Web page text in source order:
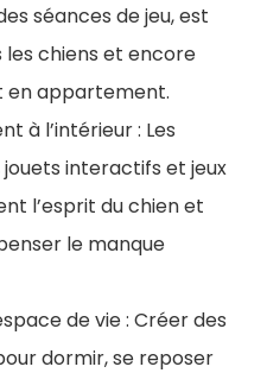
séances de jeu, est
chiens et encore
en appartement.
à l’intérieur : Les
interactifs et jeux
l’esprit du chien et
le manque
de vie : Créer des
dormir, se reposer